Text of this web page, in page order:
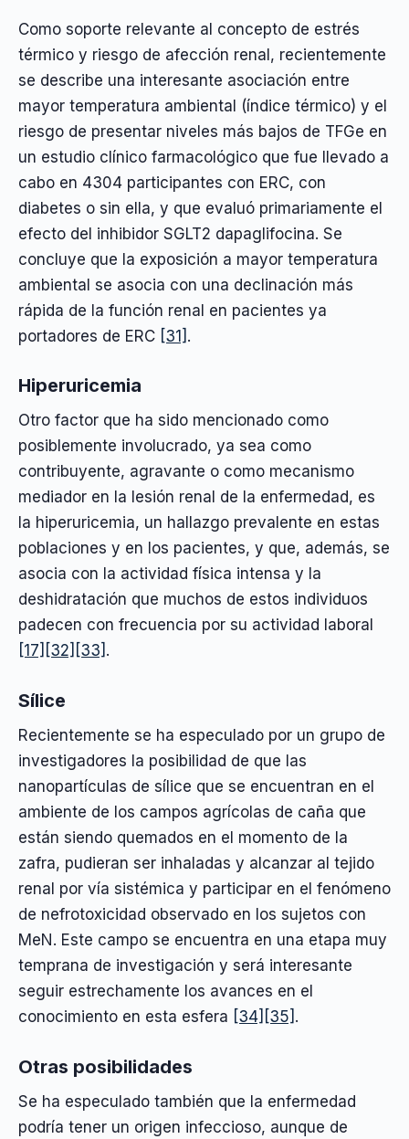
Como soporte relevante al concepto de estrés
térmico y riesgo de afección renal, recientemente
se describe una interesante asociación entre
mayor temperatura ambiental (índice térmico) y el
riesgo de presentar niveles más bajos de TFGe en
un estudio clínico farmacológico que fue llevado a
cabo en 4304 participantes con ERC, con
diabetes o sin ella, y que evaluó primariamente el
efecto del inhibidor SGLT2 dapaglifocina. Se
concluye que la exposición a mayor temperatura
ambiental se asocia con una declinación más
rápida de la función renal en pacientes ya
portadores de ERC [31] .
Hiperuricemia
Otro factor que ha sido mencionado como
posiblemente involucrado, ya sea como
contribuyente, agravante o como mecanismo
mediador en la lesión renal de la enfermedad, es
la hiperuricemia, un hallazgo prevalente en estas
poblaciones y en los pacientes, y que, además, se
asocia con la actividad física intensa y la
deshidratación que muchos de estos individuos
padecen con frecuencia por su actividad laboral
[17] [32] [33] .
Sílice
Recientemente se ha especulado por un grupo de
investigadores la posibilidad de que las
nanopartículas de sílice que se encuentran en el
ambiente de los campos agrícolas de caña que
están siendo quemados en el momento de la
zafra, pudieran ser inhaladas y alcanzar al tejido
renal por vía sistémica y participar en el fenómeno
de nefrotoxicidad observado en los sujetos con
MeN. Este campo se encuentra en una etapa muy
temprana de investigación y será interesante
seguir estrechamente los avances en el
conocimiento en esta esfera [34] [35] .
Otras posibilidades
Se ha especulado también que la enfermedad
podría tener un origen infeccioso, aunque de